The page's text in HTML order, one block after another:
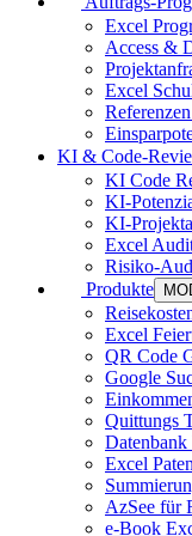
Excel
Access &
Excel
KI & Code-
KI Code
KI-
KI-
Excel
Risiko-
Produkte
Excel
QR Code
Google
Quittungs
Excel
AzSee für
e-Book